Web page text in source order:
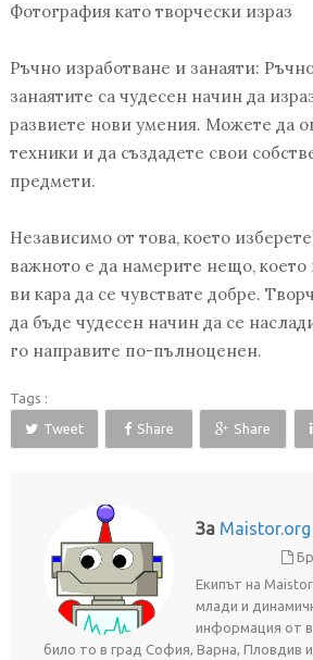
Фотография като творчески израз
Ръчно изработване и занаяти:
занаятите са чудесен начин да
развиете нови умения. Можете да
техники и да създадете свои
предмети.
Независимо от това, което
важното е да намерите нещо, което
ви кара да се чувствате добре.
да бъде чудесен начин да се
го направите по-пълноценен.
Tags :
Tweet
Share Share
За Maistor.org
Екипът на
млади и
информация от
било то в град София, Варна, Пловдив